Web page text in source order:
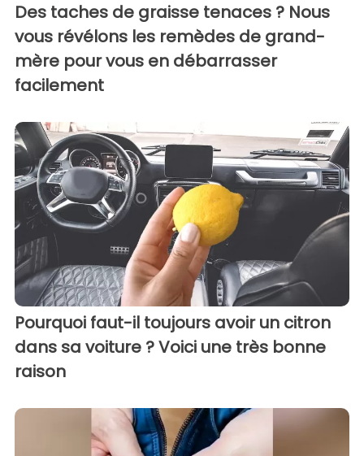
Des taches de graisse tenaces ? Nous
vous révélons les remèdes de grand-
mère pour vous en débarrasser
facilement
Pourquoi faut-il toujours avoir un citron
dans sa voiture ? Voici une très bonne
raison